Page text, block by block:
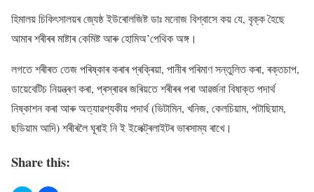
হিমালয় চিকিৎসালয়ৰ জ্যেষ্ঠ ইউৰোলজিষ্ট ডাঃ মনোজ বিশ্বাসে কয় যে, বৃক্ক হৈছে
আমাৰ শৰীৰৰ মাষ্টাৰ কেমিষ্ট আৰু হোমিঅ’পেথিক অঙ্গ।
লগতে শৰীৰত তেজ পৰিষ্কাৰ কৰাৰ প্ৰক্ৰিয়া, পানীৰ পৰিমাণ সন্তুলিত কৰা, ৰক্তচাপ,
ডায়েবেটিচ নিয়ন্ত্ৰণ কৰা, প্ৰস্ৰাৱৰ জৰিয়তে শৰীৰৰ পৰা আৱৰ্জনা বিষাক্ত পদাৰ্থ
নিষ্কাশন কৰা আৰু অত্যাৱশ্যকীয় পদাৰ্থ (ভিটামিন, খনিজ, কেলচিয়াম, পটাছিয়াম,
ছডিয়াম আদি) শৰীৰলৈ ঘূৰাই নি ই ইলেক্ট্ৰলাইটৰ ভাৰসাম্য ৰাখে।
Share this: